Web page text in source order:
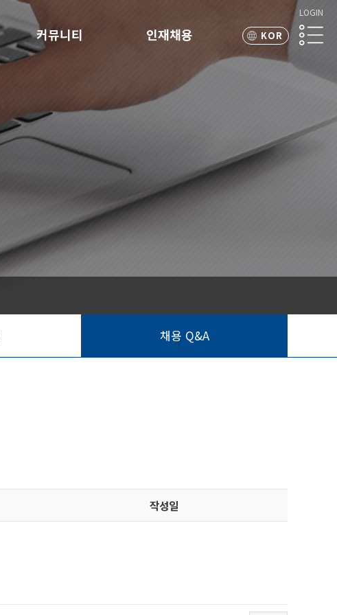
커뮤니티 인재채용
KOR
LOGIN
채용 Q&A
작성일